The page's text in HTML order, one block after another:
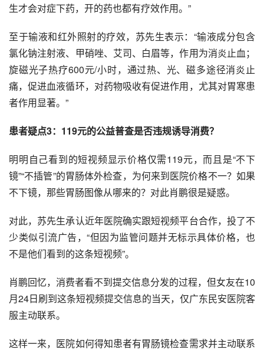
生才会对症下药，开的药也都有疗效作用。”
至于输液和红外照射的疗效，苏先生表示：“输液成分包含
氯化钠注射液、
甲硝唑、艾司、白眉等，作用为消炎止血；
旋磁光子热疗600元/小时，通过热、光、磁多途径消炎止
痛，促进血液循环，对药物吸收有促进作用，尤其对胃寒患
者作用显著。”
患者疑点3：119元的公益普查是否违规诱导消费？
明明自己看到的短视频显示价格仅需119元，而且是“不下
镜”“不插管”的胃肠体外检查，为何来到医院价格不一？如果
不下镜，那些胃肠图像从哪来的？对此肖鹏很是疑惑。
对此，苏先生承认近年医院确实跟短视频平台合作，投了不
少类似引流广告，“但因为监管问题并无标示具体价格，也
不是他们看到的这条短视频”。
肖鹏回忆，消费者看不到提交信息分发的过程，但女友在10
月24日刷到这条短视频提交信息的当天，仅广东民安医院客
服主动联系。
这样一来，医院如何得知患者有胃肠镜检查需求并主动联系